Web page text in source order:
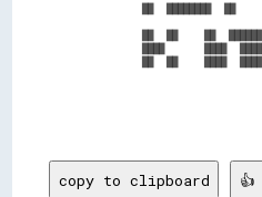
██  ████████
copy to clipboard 👍